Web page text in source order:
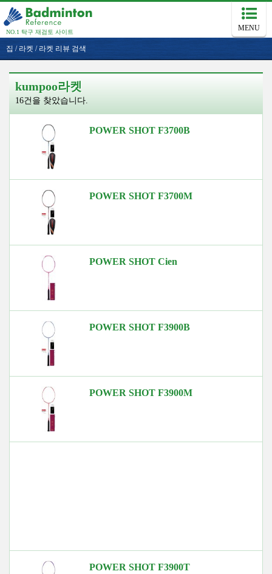
NO.1 탁구 재검토 사이트 MENU
집 / 라켓 / 라켓 리뷰 검색
kumpoo라켓
16건을 찾았습니다.
POWER SHOT F3700B
POWER SHOT F3700M
POWER SHOT Cien
POWER SHOT F3900B
POWER SHOT F3900M
POWER SHOT F3900T